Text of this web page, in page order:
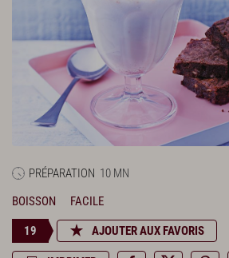
PRÉPARATION 10 MN
BOISSON
FACILE
19 AJOUTER AUX FAVORIS